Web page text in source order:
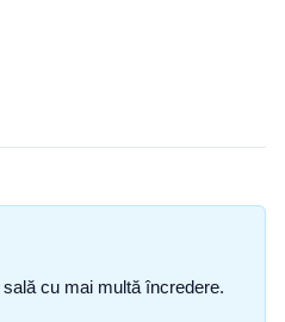
cu mai multă încredere.